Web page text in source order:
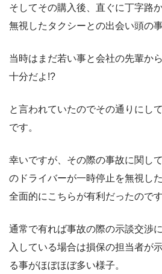
そしてその購入後、直ぐに丁字路
無視したタクシーとの出会い頭の事
当時はまだ若い事と会社の先輩か
十分だよ!?
と言われていたのでその通りにし
です。
幸いですが、その際の事故に関し
のドライバーが一時停止を無視し
全面的にこちらが有利だったのです
通常で有れば事故の際の示談交渉
入している場合は損保の担当者が
る事がほぼほぼ多い様子。